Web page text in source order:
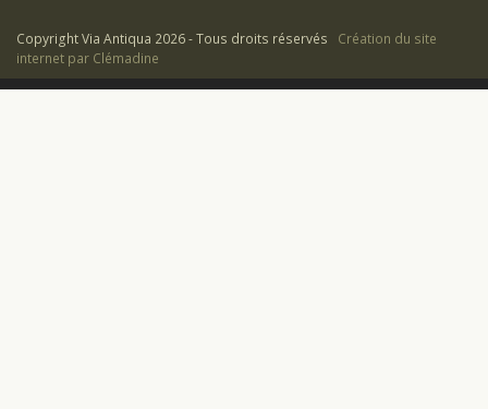
Copyright Via Antiqua 2026 - Tous droits réservés Création du site
internet par Clémadine